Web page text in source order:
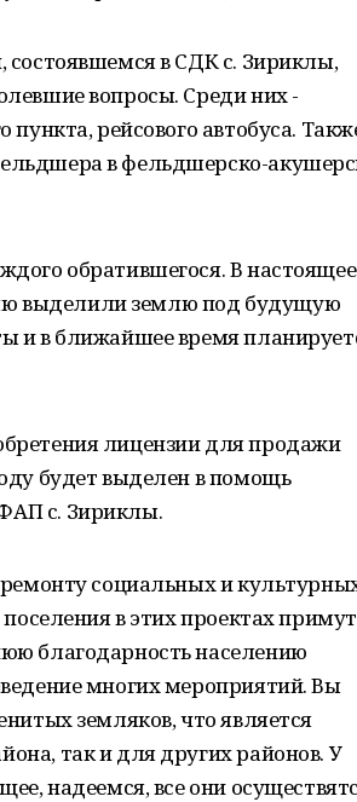
состоявшемся в СДК с. Зириклы,
вопросы. Среди них -
пункта, рейсового автобуса.
в фельдшерско-
обратившегося. В настоящее
выделили землю под будущую
и в ближайшее время
лицензии для продажи
будет выделен в помощь
с. Зириклы.
социальных и
в этих проектах примут
благодарность населению
многих мероприятий. Вы
земляков, что является
так и для других районов. У
надеемся, все они